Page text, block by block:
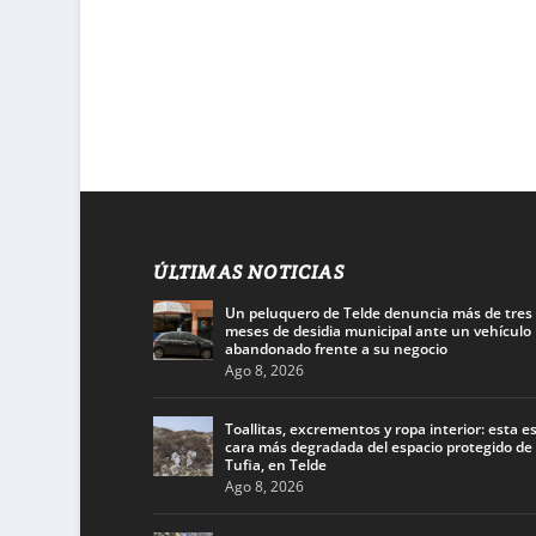
ÚLTIMAS NOTICIAS
Un peluquero de Telde denuncia más de tres
meses de desidia municipal ante un vehículo
abandonado frente a su negocio
Ago 8, 2026
Toallitas, excrementos y ropa interior: esta
cara más degradada del espacio protegido de
Tufia, en Telde
Ago 8, 2026